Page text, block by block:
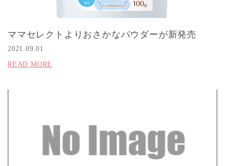
ママセレクトよりおさかなパウダーが新発売
2021.09.01
READ MORE